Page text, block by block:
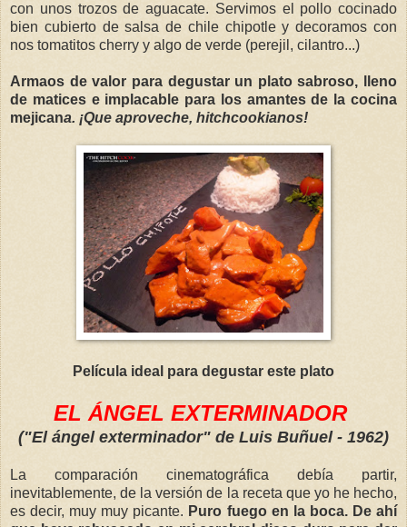
con unos trozos de aguacate. Servimos el pollo cocinado
bien cubierto de salsa de chile chipotle y decoramos con
nos tomatitos cherry y algo de verde (perejil, cilantro...)
Armaos de valor para degustar un plato sabroso, lleno
de matices e implacable para los amantes de la cocina
mejicana. ¡Que aproveche, hitchcookianos!
Película ideal para degustar este plato
EL ÁNGEL EXTERMINADOR
("El ángel exterminador" de Luis Buñuel - 1962)
La comparación cinematográfica debía partir,
inevitablemente, de la versión de la receta que yo he hecho,
es decir, muy muy picante. Puro fuego en la boca. De ahí